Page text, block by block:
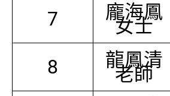
7 龐海鳳
女士
8 龍鳳清
老師